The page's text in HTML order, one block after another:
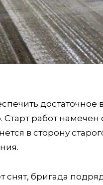
работ намечен
в сторону
снят, бригада